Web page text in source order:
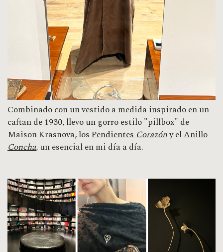
Combinado con un vestido a medida inspirado en un
caftan de 1930, llevo un gorro estilo "pillbox" de
Maison Krasnova, losPendientesCorazóny elAnillo
Concha, un esencial en mi día a día.